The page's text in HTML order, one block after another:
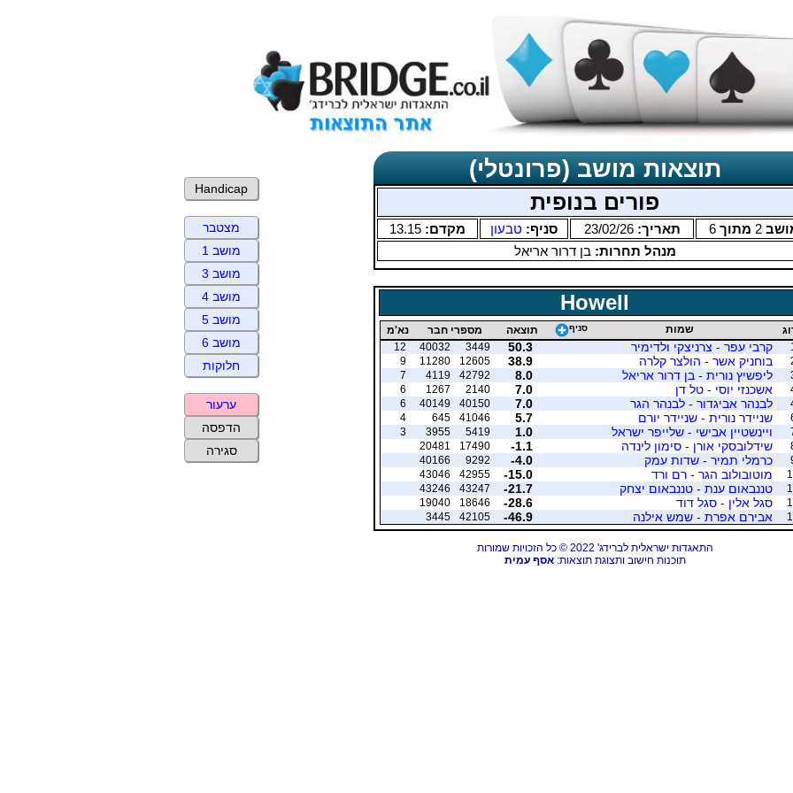
תוצאות מושב (פרונטלי)
פורים בנופית
2 מתוך 6 תאריך:23/02/26 סניף: טבעון מקדם: 13.15
מנהל תחרות:בן דרור אריאל
Howell
שמות סניף תוצאה מספרי חבר
נא'מ
1
קרבי עפר - צרניצקי ולדימיר 50.3
3449
40032
12
בוחניק אשר - הולצר קלרה 38.9
12605
11280
9
ליפשיץ נורית - בן דרור אריאל 8.0
42792
4119
7
אשכנזי יוסי - טל דן 7.0
2140
1267
6
לבנהר אביגדור - לבנהר הגר 7.0
40150
40149
6
שניידר נורית - שניידר יורם 5.7
41046
645
4
ויינשטיין אבישי - שלייפר ישראל 1.0
5419
3955
3
שידלובסקי אורן - סימון לינדה -1.1
17490
20481
כרמלי תמיר - שדות עמק -4.0
9292
40166
מוטובולוב הגר - רם ורד -15.0
42955
43046
טננבאום ענת - טננבאום יצחק -21.7
43247
43246
סגל אלין - סגל דוד -28.6
18646
19040
אבירם אפרת - שמש אילנה -46.9
42105
3445
התאגדות ישראלית לברידג' 2022 © כל הזכויות שמורות
תוכנות חישוב ותצוגת תוצאות:אסף עמית
Handicap
מצטבר
מושב 1
מושב 3
מושב 4
מושב 5
מושב 6
חלוקות
ערעור
הדפסה
סגירה